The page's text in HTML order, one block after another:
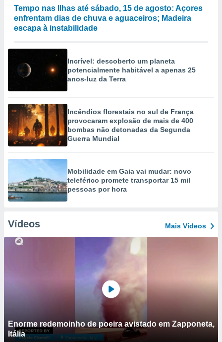
Tempo nas Ilhas até sábado, 15 de agosto: Açores
enfrentam dias de chuva e aguaceiros; Madeira
escapa à instabilidade
Incrível: descoberto um planeta
potencialmente habitável a apenas 25
anos-luz da Terra
Incêndios florestais no sul de França
provocaram explosão de mais de 400
bombas não detonadas da Segunda
Guerra Mundial
Mobilidade em Gaia vai mudar: novo
teleférico promete transportar 15 mil
pessoas por hora
Vídeos Mais Vídeos
Enorme redemoinho de poeira avistado em Zapponeta,
Itália